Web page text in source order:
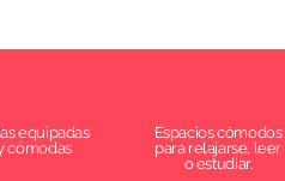
equipadas
cómodas
Espacios cómodos
para relajarse, leer
o estudiar.